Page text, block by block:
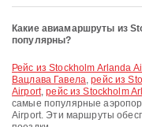
Какие авиамаршруты из
популярны?
рейс из Stockholm Arlanda Airport в Международный аэропорт имени
Вацлава Гавела,рейс из
Airport,рейс из Stockholm
самые популярные
Airport. Эти маршруты